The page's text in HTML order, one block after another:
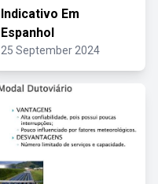
Indicativo Em
Espanhol
25 September 2024